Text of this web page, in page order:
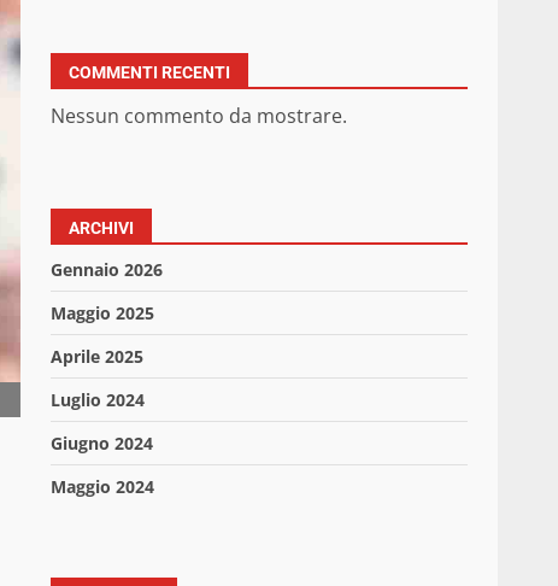
COMMENTI RECENTI
Nessun commento da mostrare.
ARCHIVI
Gennaio 2026
Maggio 2025
Aprile 2025
Luglio 2024
Giugno 2024
Maggio 2024